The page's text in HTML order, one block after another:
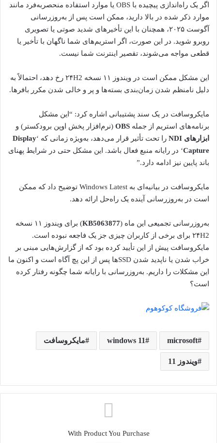
اگر یک راه‌اندازی پیچیده با OBS یا موارد استفاده منحصربه‌فرد مانند
موارد ذکر شده در بالا دارید، ممکن است پس از به‌روزرسانی
آگوست ۲۰۲۵، همچنان با این تأخیرهای شدید صوتی یا تصویری
روبرو شوید. در این صورت، اگر استریم‌های شما ناگهان با تأخیر یا
قطعی مواجه می‌شوند، تقصیر اینترنت شما نیست.
این مشکل ممکن است در ویندوز ۱۱ نسخه ۲۴H2 رخ دهد، احتمالاً به
دلیل نامنظم شدن زمان‌بندی بسته‌ها و پر و خالی شدن مکرر بافرها.
مایکروسافت در یک سند پشتیبانی اشاره کرد: “این مشکل
برنامه‌های استریم از جمله OBS (نرم‌افزار پخش اوپن برودکستر) و
ابزارهای NDI
را تحت تأثیر قرار می‌دهد، به‌ویژه زمانی که ‘Display
Capture‘ در رایانه منبع فعال باشد. این مشکل حتی در شرایط پهنای
باند پایین نیز ادامه دارد.”
مایکروسافت در بیانیه‌ای به Windows Latest توضیح داد که ممکن
است در به‌روزرسانی آینده یک راه‌حل ارائه دهد.
به‌روزرسانی تجمیعی این ماه (KB5063877
) برای ویندوز ۱۱ نسخه
۲۴H2 برای برخی از کاربران چیزی جز یک فاجعه نبوده است.
مایکروسافت پیش از این تأیید کرده بود که از گزارش‌هایی مبنی بر
خراب شدن یا ناپدید شدن SSD‌ها پس از این پچ آگاه است و اکنون ما
این مشکلات را داریم. به‌روزرسانی با رایانه شما چگونه رفتار کرده
است؟
microsoft
windows 11 مایکروسافت
ویندوز 11
With Product You Purchase